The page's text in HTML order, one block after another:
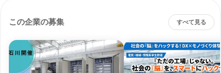
この企業の募集 すべて見る